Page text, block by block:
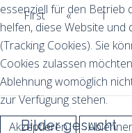
First « 1
Bilder gesucht
essenziell für den Betrieb
helfen, diese Website
(Tracking Cookies). Sie
Cookies zulassen
Ablehnung womöglich
zur Verfügung stehen.
Akzeptieren